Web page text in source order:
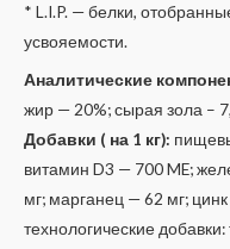
* L.I.P. — белки,
усвояемости.
Аналитические
жир — 20%; сырая зола –
Добавки ( на 1 кг):
витамин D3 — 700 ME;
мг; марганец — 62 мг;
технологические